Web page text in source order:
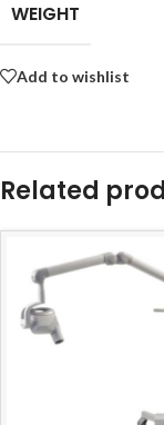
WEIGHT
Add to wishlist
Related